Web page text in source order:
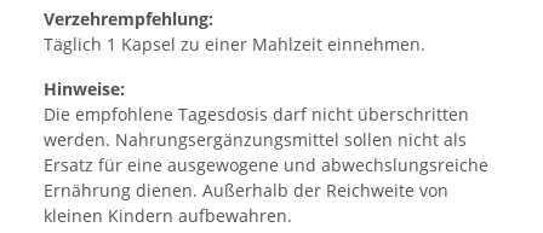
Verzehrempfehlung:
Täglich 1 Kapsel zu einer Mahlzeit einnehmen.
Hinweise:
Die empfohlene Tagesdosis darf nicht überschritten
werden. Nahrungsergänzungsmittel sollen nicht als
Ersatz für eine ausgewogene und abwechslungsreiche
Ernährung dienen. Außerhalb der Reichweite von
kleinen Kindern aufbewahren.